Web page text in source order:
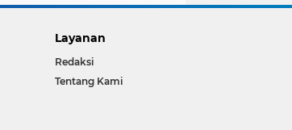
Layanan
Redaksi
Tentang Kami